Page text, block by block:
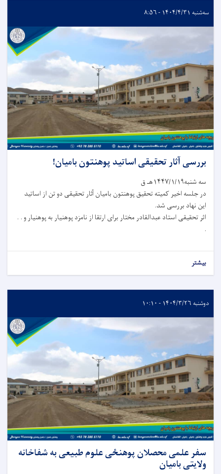
سه‌شنبه ۱۴۰۴/۴/۳۱ - ۸:۵۶
بررسی آثار تحقیقی اساتید پوهنتون بامیان!
سه شنبه۱۴۴۷/۱/۱۹هـ ق
در جلسه اخیر کمیته تحقیق پوهنتون بامیان آثار تحقیقی دو تن از اساتید
این نهاد بررسی شد.
اثر تحقیقی استاد عبدالقادر مختار برای ارتقا از نامزد پوهنیار به پوهنیار و . .
.
بیشتر
دوشنبه ۱۴۰۴/۳/۲۶ - ۱۰:۱۰
سفر علمی محصلان پوهنځی علوم طبیعی به شفاخانه
ولایتی بامیان